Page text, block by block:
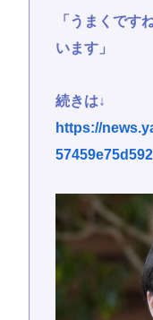
「うまくです
います」
続きは↓
https://